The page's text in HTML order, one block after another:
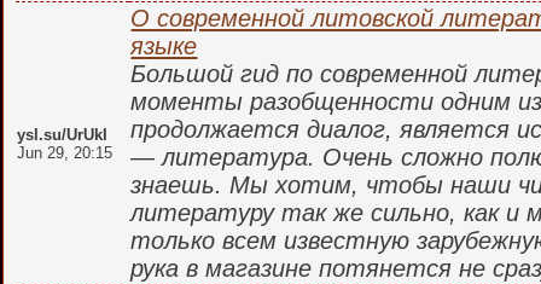
ysl.su/UrUkI
Jun 29, 20:15
О современной литовской
языке
Большой гид по современной
моменты разобщенности одним
продолжается диалог, является
— литература. Очень сложно
знаешь. Мы хотим, чтобы наши
литературу так же сильно, как и
только всем известную
рука в магазине потянется не